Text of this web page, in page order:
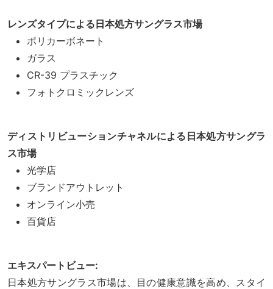
レンズタイプによる日本処方サングラス市場
ポリカーボネート
ガラス
CR-39 プラスチック
フォトクロミックレンズ
ディストリビューションチャネルによる日本処方サングラ
ス市場
光学店
ブランドアウトレット
オンライン小売
百貨店
エキスパートビュー:
日本処方サングラス市場は、目の健康意識を高め、スタイ